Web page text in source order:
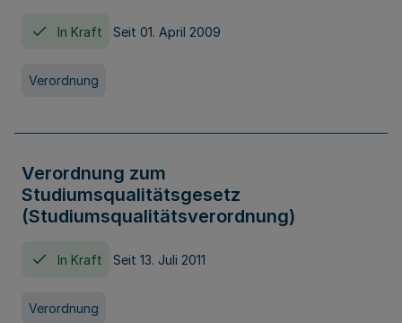
In Kraft Seit 01. April 2009
Verordnung
Verordnung zum
Studiumsqualitätsgesetz
(Studiumsqualitätsverordnung)
In Kraft Seit 13. Juli 2011
Verordnung